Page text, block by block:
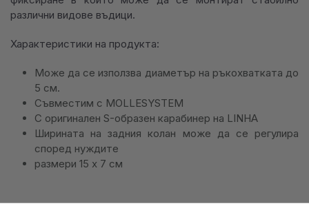
различни видове въдици.
Характеристики на продукта:
Може да се използва диаметър на ръкохватката до
5 см.
Съвместим с MOLLESYSTEM
С оригинален S-образен карабинер на LINHA
Ширината на задния колан може да се регулира
според нуждите
размери 15 х 7 см